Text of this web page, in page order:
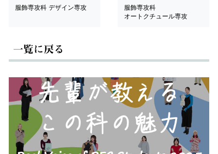
服飾専攻科 デザイン専攻
服飾専攻科
オートクチュール専攻
一覧に戻る